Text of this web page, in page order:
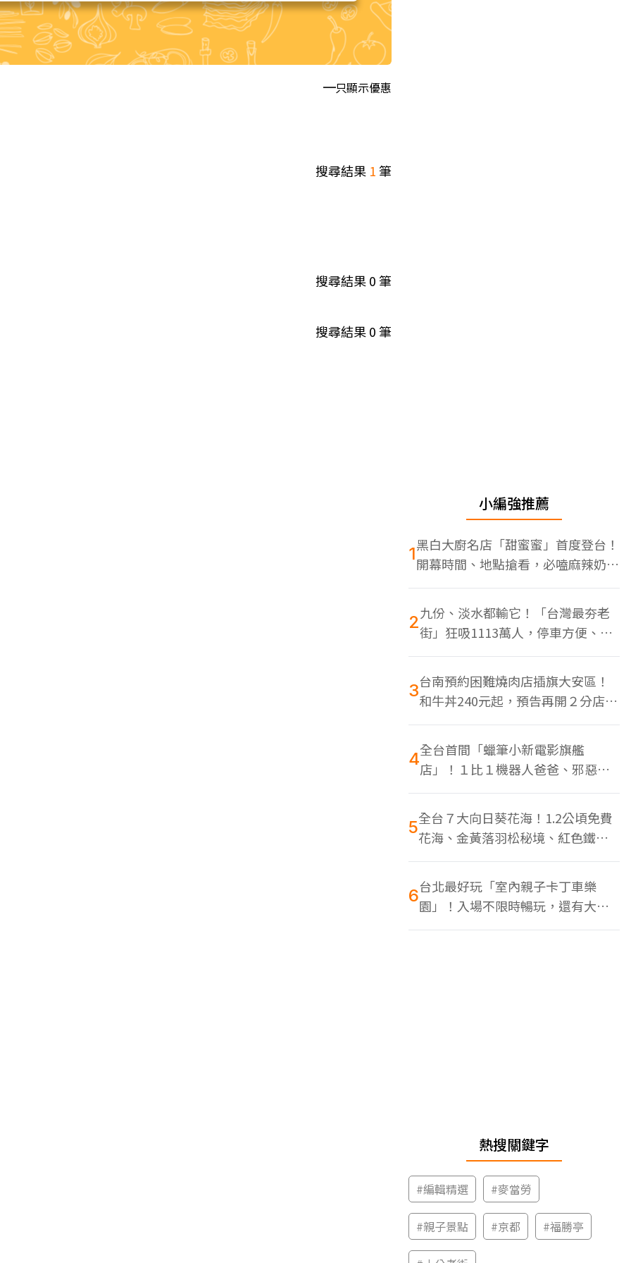
只顯示優惠
搜尋結果 1筆
搜尋結果0筆
搜尋結果0筆
小編強推薦
1黑白大廚名店「甜蜜蜜」首度登台！
開幕時間、地點搶看，必嗑麻辣奶油
蝦
2九份、淡水都輸它！「台灣最夯老
街」狂吸1113萬人，停車方便、特
色美食多
3台南預約困難燒肉店插旗大安區！
和牛丼240元起，預告再開２分店、
地點曝光
4全台首間「蠟筆小新電影旗艦
店」！１比１機器人爸爸、邪惡正
男，百款周邊買翻
5全台７大向日葵花海！1.2公頃免費
花海、金黃落羽松秘境、紅色鐵橋
同框
6台北最好玩「室內親子卡丁車樂
園」！入場不限時暢玩，還有大螢
幕Switch遊戲區
熱搜關鍵字
#編輯精選 #麥當勞
#親子景點 #京都 #福勝亭